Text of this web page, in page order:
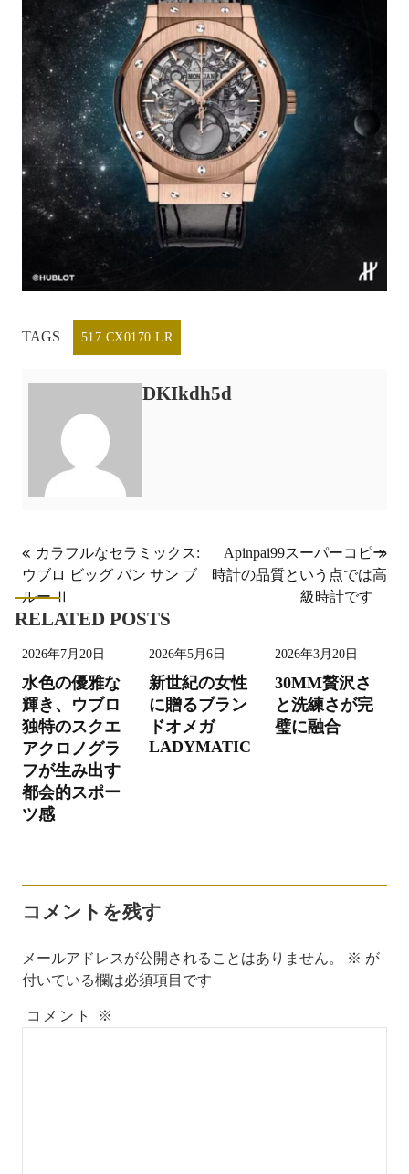
TAGS 517.CX0170.LR
DKIkdh5d
投
稿
ナ
ゲ
ー
シ
ョ
ン
カラフルなセラミックス:
ウブロ ビッグ バン サン ブ
ルー Ⅱ
Apinpai99スーパーコピー
時計の品質という点では高
級時計です
RELATED POSTS
2026年7月20日
水色の優雅な
輝き、ウブロ
独特のスクエ
アクロノグラ
フが生み出す
都会的スポー
ツ感
2026年5月6日
新世紀の女性
に贈るブラン
ドオメガ
LADYMATIC
2026年3月20日
30MM贅沢さ
と洗練さが完
璧に融合
コメントを残す
メールアドレスが公開されることはありません。 ※ が
付いている欄は必須項目です
コメント ※